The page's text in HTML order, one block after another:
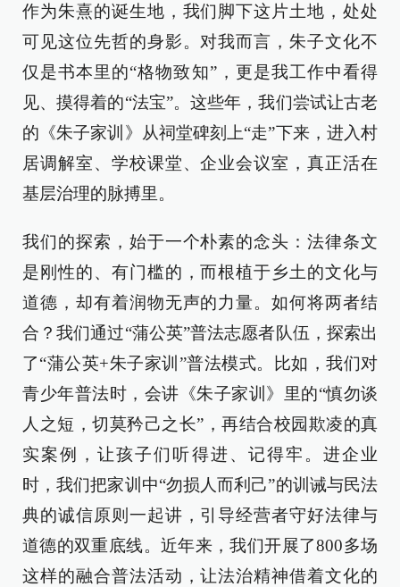
作为朱熹的诞生地，我们脚下这片土地，处处
可见这位先哲的身影。对我而言，朱子文化不
仅是书本里的“格物致知”，更是我工作中看得
见、摸得着的“法宝”。这些年，我们尝试让古老
的《朱子家训》从祠堂碑刻上“走”下来，进入村
居调解室、学校课堂、企业会议室，真正活在
基层治理的脉搏里。
我们的探索，始于一个朴素的念头：法律条文
是刚性的、有门槛的，而根植于乡土的文化与
道德，却有着润物无声的力量。如何将两者结
合？我们通过“蒲公英”普法志愿者队伍，探索出
了“蒲公英+朱子家训”普法模式。比如，我们对
青少年普法时，会讲《朱子家训》里的“慎勿谈
人之短，切莫矜己之长”，再结合校园欺凌的真
实案例，让孩子们听得进、记得牢。进企业
时，我们把家训中“勿损人而利己”的训诫与民法
典的诚信原则一起讲，引导经营者守好法律与
道德的双重底线。近年来，我们开展了800多场
这样的融合普法活动，让法治精神借着文化的